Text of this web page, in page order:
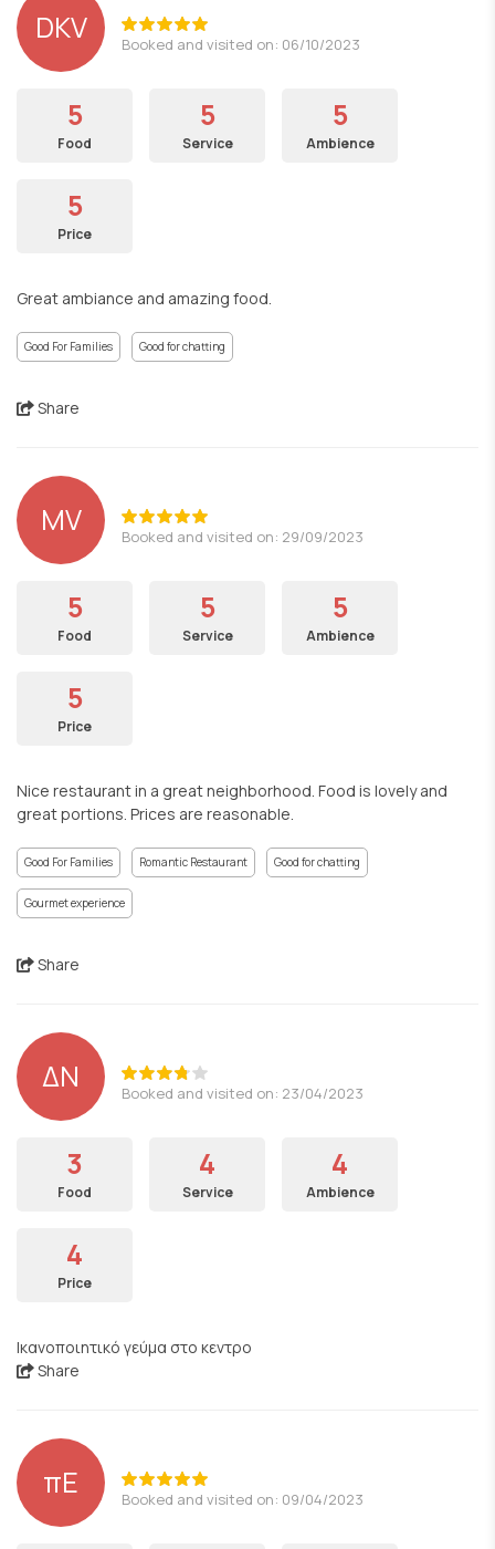
DKV Booked and visited on: 06/10/2023
5
Food
5
Service
5
Ambience
5
Price
Great ambiance and amazing food.
Good For Families Good for chatting
Share
MV Booked and visited on: 29/09/2023
5
Food
5
Service
5
Ambience
5
Price
Nice restaurant in a great neighborhood. Food is lovely and
great portions. Prices are reasonable.
Good For Families Romantic Restaurant Good for chatting
Gourmet experience
Share
ΔΝ Booked and visited on: 23/04/2023
3
Food
4
Service
4
Ambience
4
Price
Ικανοποιητικό γεύμα στο κεντρο
Share
πΕ Booked and visited on: 09/04/2023